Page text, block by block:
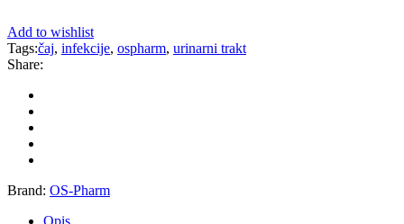
Add to wishlist
Tags:čaj, infekcije, ospharm, urinarni trakt
Share:
Brand: OS-Pharm
Opis